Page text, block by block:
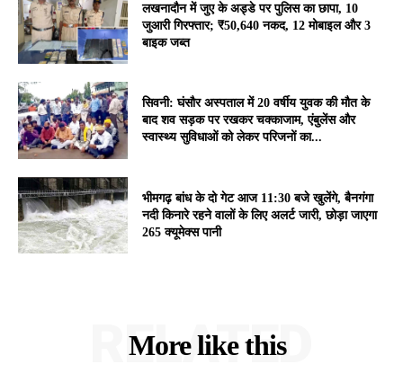
लखनादौन में जुए के अड्डे पर पुलिस का छापा, 10
जुआरी गिरफ्तार; ₹50,640 नकद, 12 मोबाइल और 3
बाइक जब्त
सिवनी: घंसौर अस्पताल में 20 वर्षीय युवक की मौत के
बाद शव सड़क पर रखकर चक्काजाम, एंबुलेंस और
स्वास्थ्य सुविधाओं को लेकर परिजनों का...
भीमगढ़ बांध के दो गेट आज 11:30 बजे खुलेंगे, बैनगंगा
नदी किनारे रहने वालों के लिए अलर्ट जारी, छोड़ा जाएगा
265 क्यूमेक्स पानी
More like this
RELATED